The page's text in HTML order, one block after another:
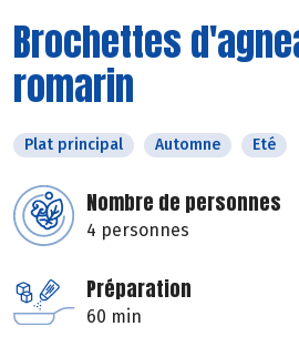
Brochettes
romarin
Plat principal Automne Eté
Nombre de personnes
4 personnes
Préparation
60 min